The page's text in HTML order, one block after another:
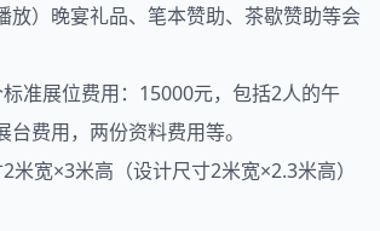
放）晚宴礼品、笔本赞助、茶歇赞助等会
准展位费用：15000元，包括2人的午
台费用，两份资料费用等。
米宽×3米高（设计尺寸2米宽×2.3米高）